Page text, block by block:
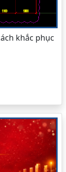
khắc phục